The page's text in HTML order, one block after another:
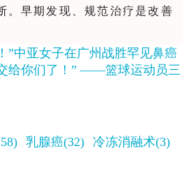
。早期发现、规范治疗是改善
”中亚女子在广州战胜罕见鼻癌
给你们了！” ——篮球运动员三
乳腺癌(32)
冷冻消融术(3)